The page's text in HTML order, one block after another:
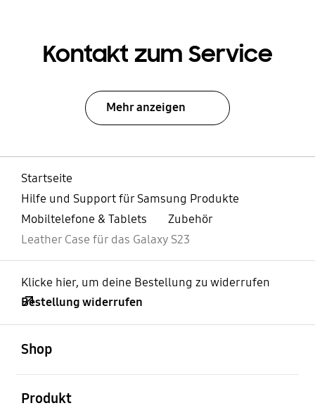
Kontakt zum Service
Mehr anzeigen
Startseite
Hilfe und Support für Samsung Produkte
Mobiltelefone & Tablets
Zubehör
Leather Case für das Galaxy S23
Klicke hier, um deine Bestellung zu widerrufen
Bestellung widerrufen
Shop
Produkt